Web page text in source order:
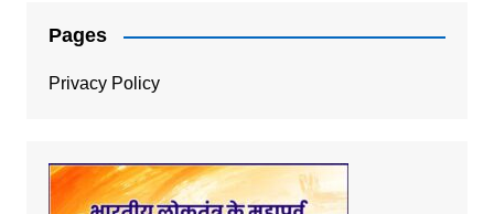
Pages
Privacy Policy